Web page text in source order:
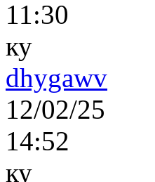
11:30
ку
dhygawv
12/02/25
14:52
ку